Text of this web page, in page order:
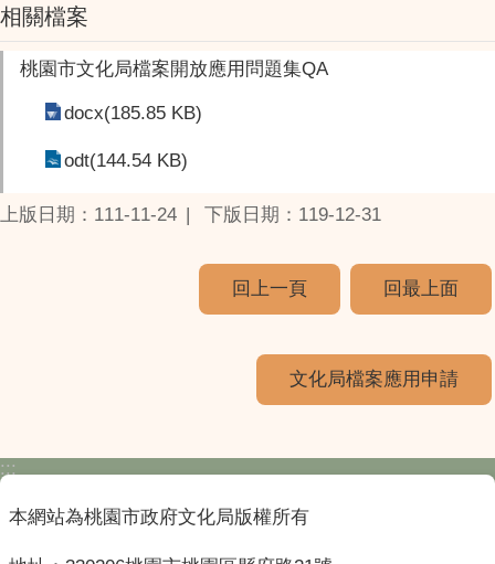
相關檔案
桃園市文化局檔案開放應用問題集QA
docx(185.85 KB)
odt(144.54 KB)
上版日期：111-11-24 下版日期：119-12-31
回上一頁 回最上面
文化局檔案應用申請
:::
本網站為桃園市政府文化局版權所有